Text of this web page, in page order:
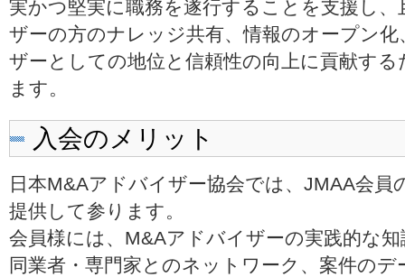
実かつ堅実に職務を遂行することを支援し
ザーの方のナレッジ共有、情報のオープン
ザーとしての地位と信頼性の向上に貢献す
ます。
入会のメリット
日本M&Aアドバイザー協会では、JMAA会員
提供して参ります。
会員様には、M&Aアドバイザーの実践的な
同業者・専門家とのネットワーク、案件の